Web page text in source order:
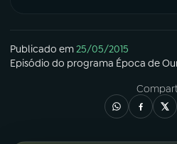
TikTok
Publicado em25/05/2015
Episódio do programa Época de